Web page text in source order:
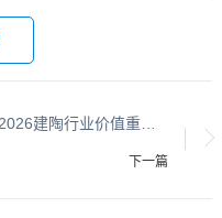
2026建陶行业价值重构：权威解读“陶瓷十大品牌”最新榜单及深度测评
下一篇